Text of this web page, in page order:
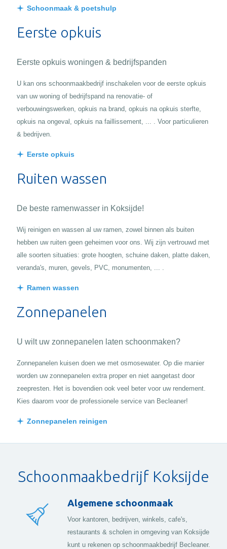
Schoonmaak & poetshulp
Eerste opkuis
Eerste opkuis woningen & bedrijfspanden
U kan ons schoonmaakbedrijf inschakelen voor de eerste opkuis
van uw woning of bedrijfspand na renovatie- of
verbouwingswerken, opkuis na brand, opkuis na opkuis sterfte,
opkuis na ongeval, opkuis na faillissement, ... . Voor particulieren
& bedrijven.
Eerste opkuis
Ruiten wassen
De beste ramenwasser in Koksijde!
Wij reinigen en wassen al uw ramen, zowel binnen als buiten
hebben uw ruiten geen geheimen voor ons. Wij zijn vertrouwd met
alle soorten situaties: grote hoogten, schuine daken, platte daken,
veranda's, muren, gevels, PVC, monumenten, ... .
Ramen wassen
Zonnepanelen
U wilt uw zonnepanelen laten schoonmaken?
Zonnepanelen kuisen doen we met osmosewater. Op die manier
worden uw zonnepanelen extra proper en niet aangetast door
zeepresten. Het is bovendien ook veel beter voor uw rendement.
Kies daarom voor de professionele service van Becleaner!
Zonnepanelen reinigen
Schoonmaakbedrijf Koksijde
Algemene schoonmaak
Voor kantoren, bedrijven, winkels, cafe's,
restaurants & scholen in omgeving van Koksijde
kunt u rekenen op schoonmaakbedrijf Becleaner.